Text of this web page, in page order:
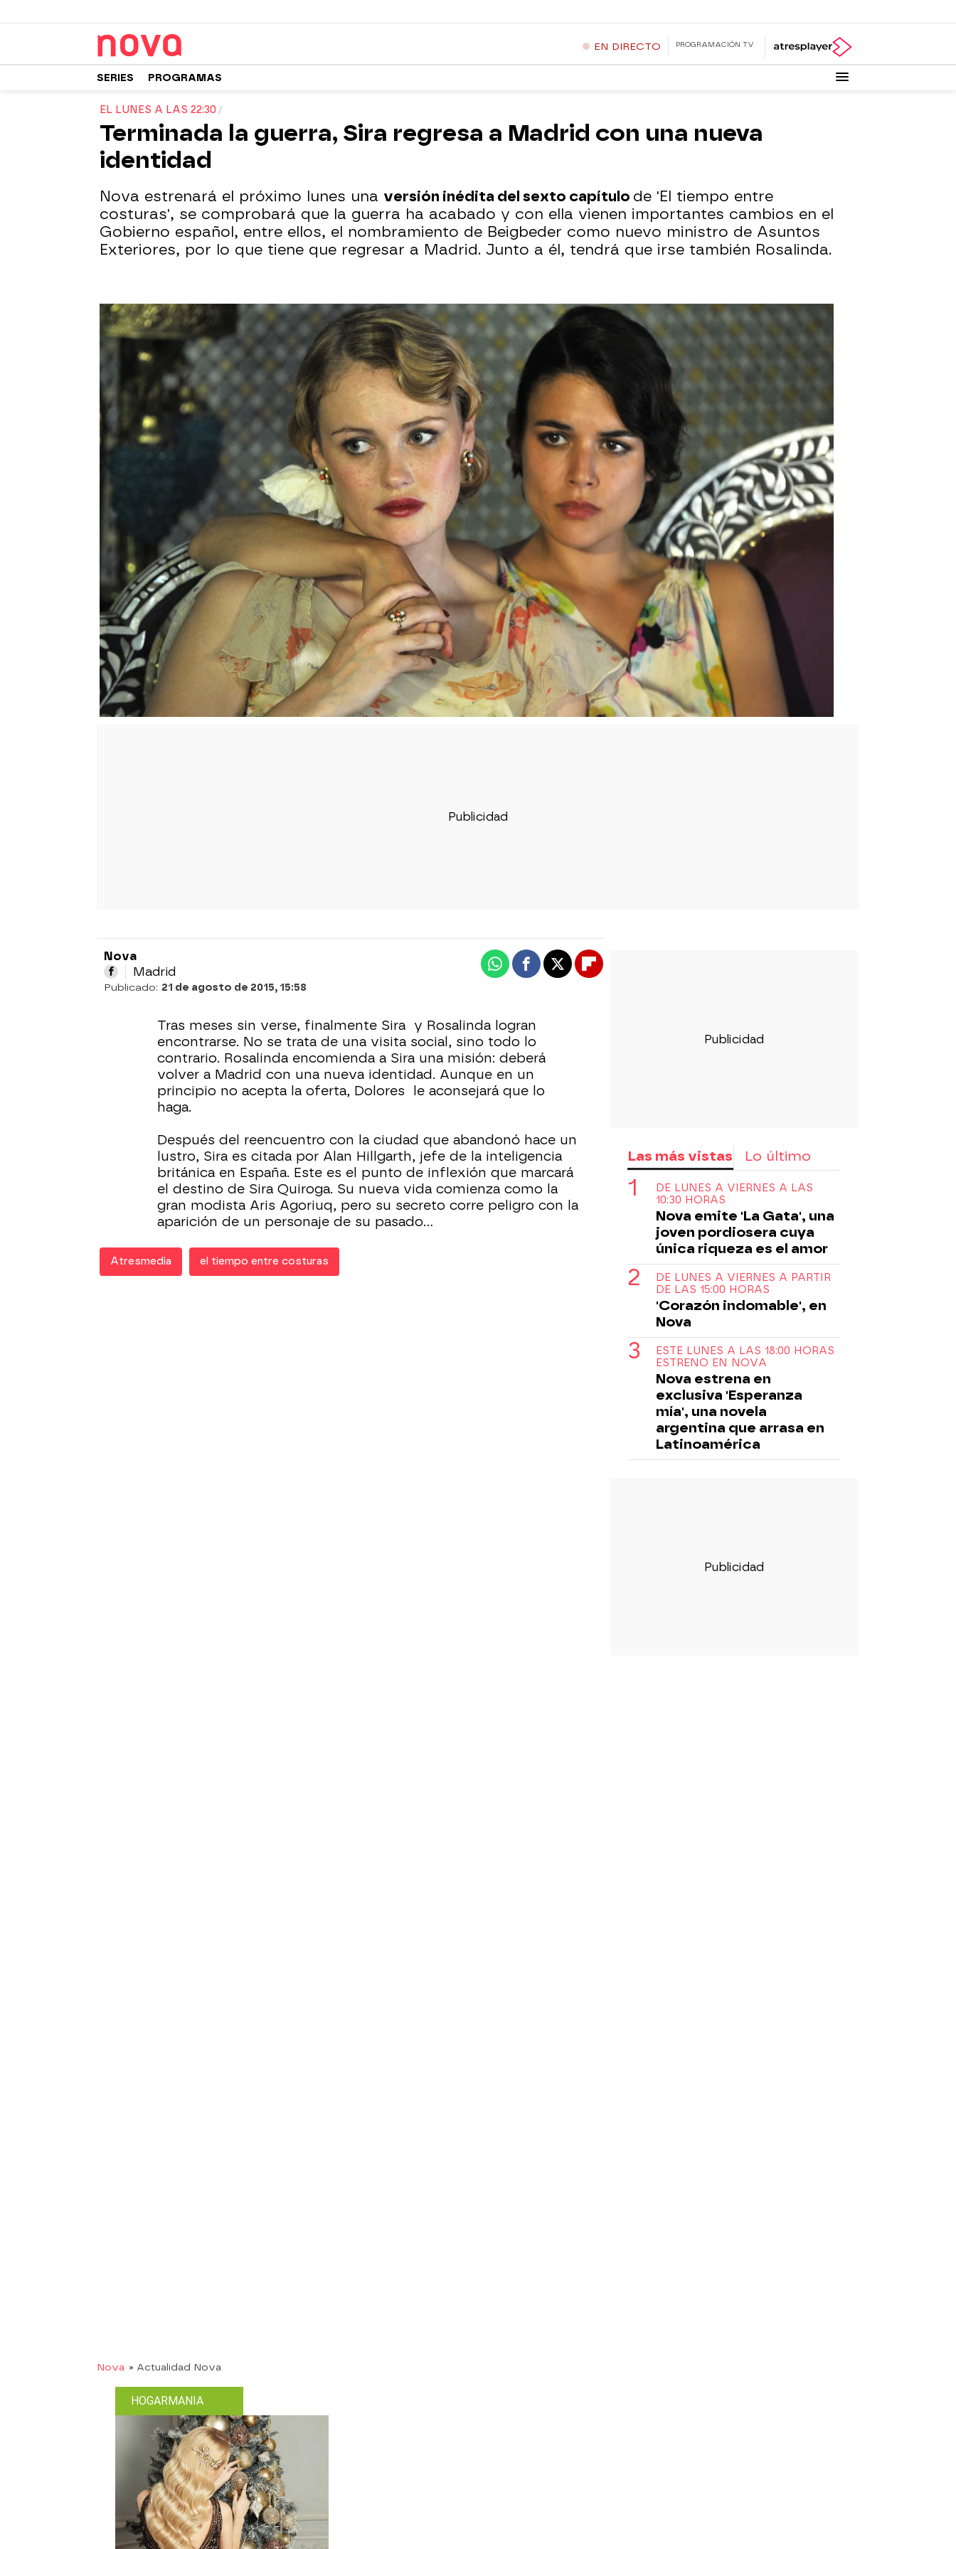
EN DIRECTO PROGRAMACIÓN TV
SERIES PROGRAMAS
EL LUNES A LAS 22:30
Terminada la guerra, Sira regresa a Madrid con una nueva
identidad
Nova estrenará el próximo lunes una versión inédita del sexto capítulo de 'El tiempo entre
costuras', se comprobará que la guerra ha acabado y con ella vienen importantes cambios en el
Gobierno español, entre ellos, el nombramiento de Beigbeder como nuevo ministro de Asuntos
Exteriores, por lo que tiene que regresar a Madrid. Junto a él, tendrá que irse también Rosalinda.
Nova
Madrid
Publicado: 21 de agosto de 2015, 15:58
WhatsappFacebook
X Flipboard
Tras meses sin verse, finalmente Sira y Rosalinda logran
encontrarse. No se trata de una visita social, sino todo lo
contrario. Rosalinda encomienda a Sira una misión: deberá
volver a Madrid con una nueva identidad. Aunque en un
principio no acepta la oferta, Dolores le aconsejará que lo
haga.
Después del reencuentro con la ciudad que abandonó hace un
lustro, Sira es citada por Alan Hillgarth, jefe de la inteligencia
británica en España. Este es el punto de inflexión que marcará
el destino de Sira Quiroga. Su nueva vida comienza como la
gran modista Aris Agoriuq, pero su secreto corre peligro con la
aparición de un personaje de su pasado…
Atresmedia el tiempo entre costuras
Nova » Actualidad Nova
Las más vistas Lo último
DE LUNES A VIERNES A LAS
10:30 HORAS
Nova emite 'La Gata', una
joven pordiosera cuya
única riqueza es el amor
DE LUNES A VIERNES A PARTIR
DE LAS 15:00 HORAS
'Corazón indomable', en
Nova
ESTE LUNES A LAS 18:00 HORAS
ESTRENO EN NOVA
Nova estrena en
exclusiva 'Esperanza
mía', una novela
argentina que arrasa en
Latinoamérica
HOGARMANIA